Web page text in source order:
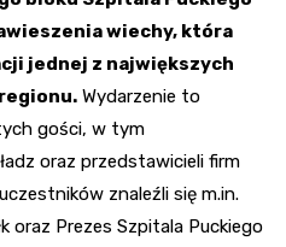
wiechy, która
jednej z największych
Wydarzenie to
gości, w tym
oraz przedstawicieli firm
znaleźli się m.in.
oraz Prezes Szpitala Puckiego